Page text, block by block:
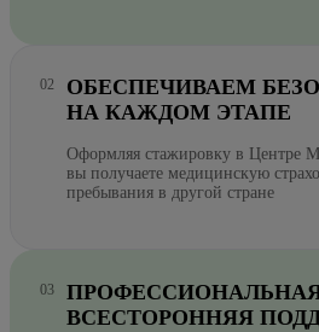
ОБЕСПЕЧИВАЕМ
НА КАЖДОМ ЭТАПЕ
Оформляя стажировку в Центре
вы получаете медицинскую
пребывания в другой стране
ВСЕСТОРОННЯЯ